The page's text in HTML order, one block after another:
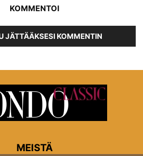
KOMMENTOI
JÄTTÄÄKSESI KOMMENTIN
MEISTÄ